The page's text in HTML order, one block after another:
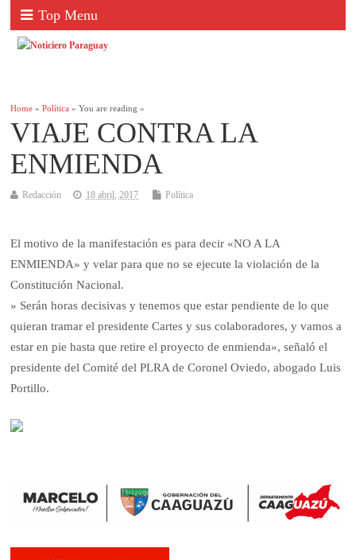
Top Menu
Home »Política » You are reading »
VIAJE CONTRA LA
ENMIENDA
Redacción 18 abril, 2017 Política
El motivo de la manifestación es para decir «NO A LA
ENMIENDA» y velar para que no se ejecute la violación de la
Constitución Nacional.
» Serán horas decisivas y tenemos que estar pendiente de lo que
quieran tramar el presidente Cartes y sus colaboradores, y vamos a
estar en pie hasta que retire el proyecto de enmienda», señaló el
presidente del Comité del PLRA de Coronel Oviedo, abogado Luis
Portillo.